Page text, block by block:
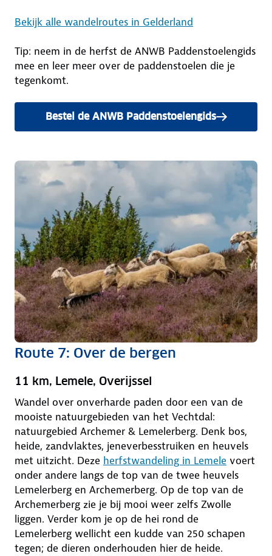
Bekijk alle wandelroutes in Gelderland
Tip: neem in de herfst de ANWB Paddenstoelengids
mee en leer meer over de paddenstoelen die je
tegenkomt.
Bestel de ANWB Paddenstoelengids
Route 7: Over de bergen
11 km, Lemele, Overijssel
Wandel over onverharde paden door een van de
mooiste natuurgebieden van het Vechtdal:
natuurgebied Archemer & Lemelerberg. Denk bos,
heide, zandvlaktes, jeneverbesstruiken en heuvels
met uitzicht. Deze herfstwandeling in Lemele voert
onder andere langs de top van de twee heuvels
Lemelerberg en Archemerberg. Op de top van de
Archemerberg zie je bij mooi weer zelfs Zwolle
liggen. Verder kom je op de hei rond de
Lemelerberg wellicht een kudde van 250 schapen
tegen; de dieren onderhouden hier de heide.